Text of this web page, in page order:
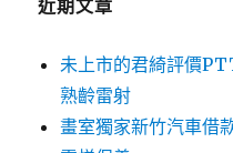
近期文章
未上市的君綺評價
熟齡雷射
畫室獨家新竹汽車借